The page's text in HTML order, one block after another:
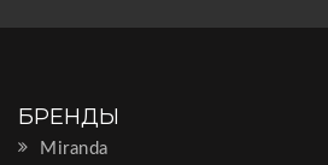
БРЕНДЫ
Miranda